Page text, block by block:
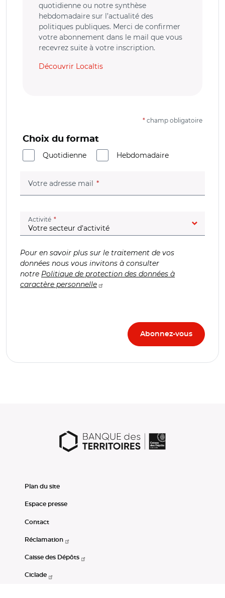
quotidienne ou notre synthèse
hebdomadaire sur l’actualité des
politiques publiques. Merci de confirmer
votre abonnement dans le mail que vous
recevrez suite à votre inscription.
Découvrir Localtis
* champ obligatoire
Choix du format
Quotidienne
Hebdomadaire
Votre adresse mail (champ obligatoire)
Activité (champ obligatoire)
Pour en savoir plus sur le traitement de vos
données nous vous invitons à consulter
notre Politique de protection des données à
caractère personnelle
Plan du site
Espace presse
Contact
Réclamation
Caisse des Dépôts
Ciclade